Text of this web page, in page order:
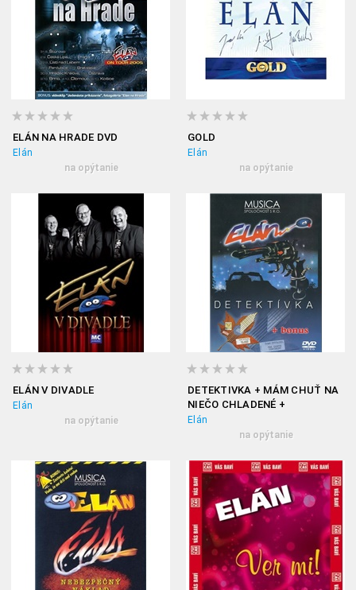
ELÁN NA HRADE DVD
Elán
na opýtanie
GOLD
Elán
na opýtanie
ELÁN V DIVADLE
Elán
na opýtanie
DETEKTIVKA + MÁM CHUŤ NA
NIEČO CHLADENÉ +
BRATISLAVSKÁ LÝRA 1986 LIVE
Elán
na opýtanie